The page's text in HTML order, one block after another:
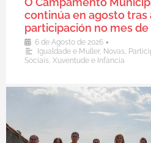
continúa en agosto tras
participación no mes
6 de Agosto de 2026 •
Igualdade e Muller, Novas
Sociais Xuventude e Infancia